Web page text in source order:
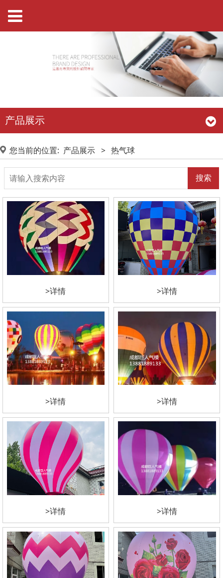
产品展示
您当前的位置: 产品展示 > 热气球
搜索
>详情 >详情
>详情 >详情
>详情 >详情